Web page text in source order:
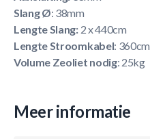
Slang Ø: 38mm
Lengte Slang:2 x 440cm
Lengte Stroomkabel: 360cm
Volume Zeoliet nodig: 25kg
Meer informatie